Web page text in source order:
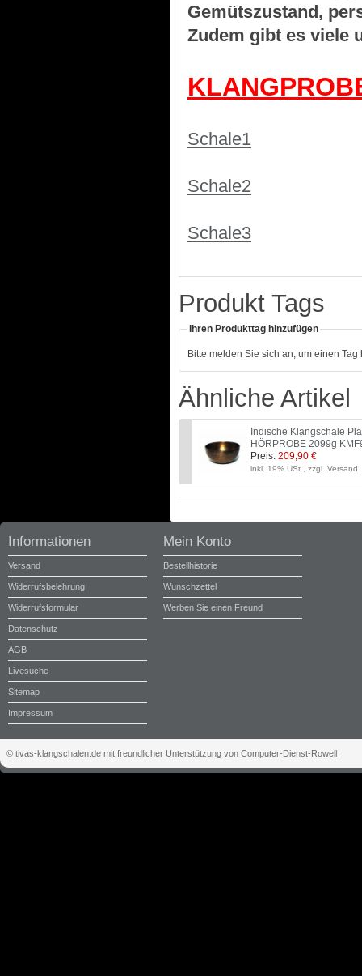
Gemütszustand,
Zudem gibt es viele
Schale1
Schale2
Schale3
Produkt Tags
Ihren Produkttag hinzufügen
Bitte melden Sie sich an, um einen
Ähnliche Artikel
Indische Klangschale
HÖRPROBE 2099g
Preis: 209,90 €
inkl. 19% USt., zzgl. Versand
Informationen
Versand
Widerrufsbelehrung
Widerrufsformular
Datenschutz
AGB
Livesuche
Sitemap
Impressum
Mein Konto
Bestellhistorie
Wunschzettel
Werben Sie einen Freund
© tivas-klangschalen.de mit freundlicher Unterstützung von Computer-Dienst-Rowell